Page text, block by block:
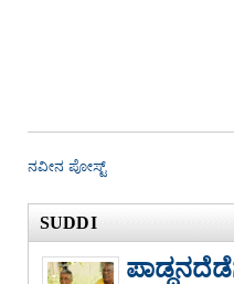
ನವೀನ ಪೋಸ್ಟ್
SUDDI